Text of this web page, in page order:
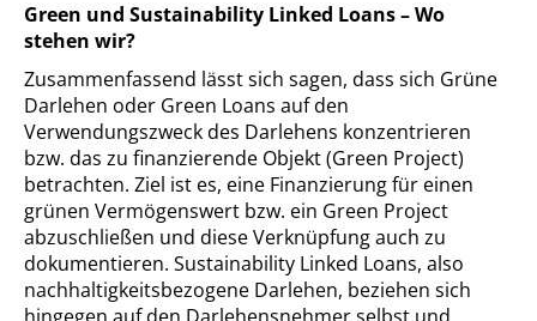
Green und Sustainability Linked Loans – Wo
stehen wir?
Zusammenfassend lässt sich sagen, dass sich Grüne
Darlehen oder Green Loans auf den
Verwendungszweck des Darlehens konzentrieren
bzw. das zu finanzierende Objekt (Green Project)
betrachten. Ziel ist es, eine Finanzierung für einen
grünen Vermögenswert bzw. ein Green Project
abzuschließen und diese Verknüpfung auch zu
dokumentieren. Sustainability Linked Loans, also
nachhaltigkeitsbezogene Darlehen, beziehen sich